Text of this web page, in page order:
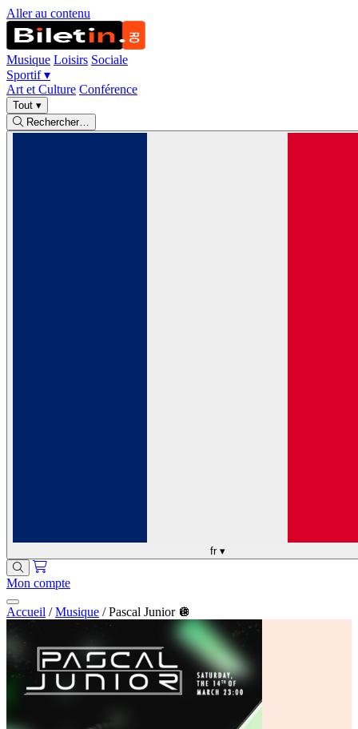
Aller au contenu
Musique Loisirs Sociale
Sportif▾
Art et Culture Conférence
Tout ▾
Rechercher…
fr ▾
Mon compte
Accueil / Musique / Pascal Junior 🪩